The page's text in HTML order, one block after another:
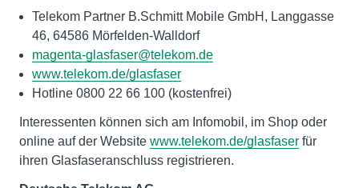
Telekom Partner B.Schmitt Mobile GmbH, Langgasse
46, 64586 Mörfelden-Walldorf
magenta-glasfaser@telekom.de
www.telekom.de/glasfaser
Hotline 0800 22 66 100 (kostenfrei)
Interessenten können sich am Infomobil, im Shop oder
online auf der Website www.telekom.de/glasfaser für
ihren Glasfaseranschluss registrieren.